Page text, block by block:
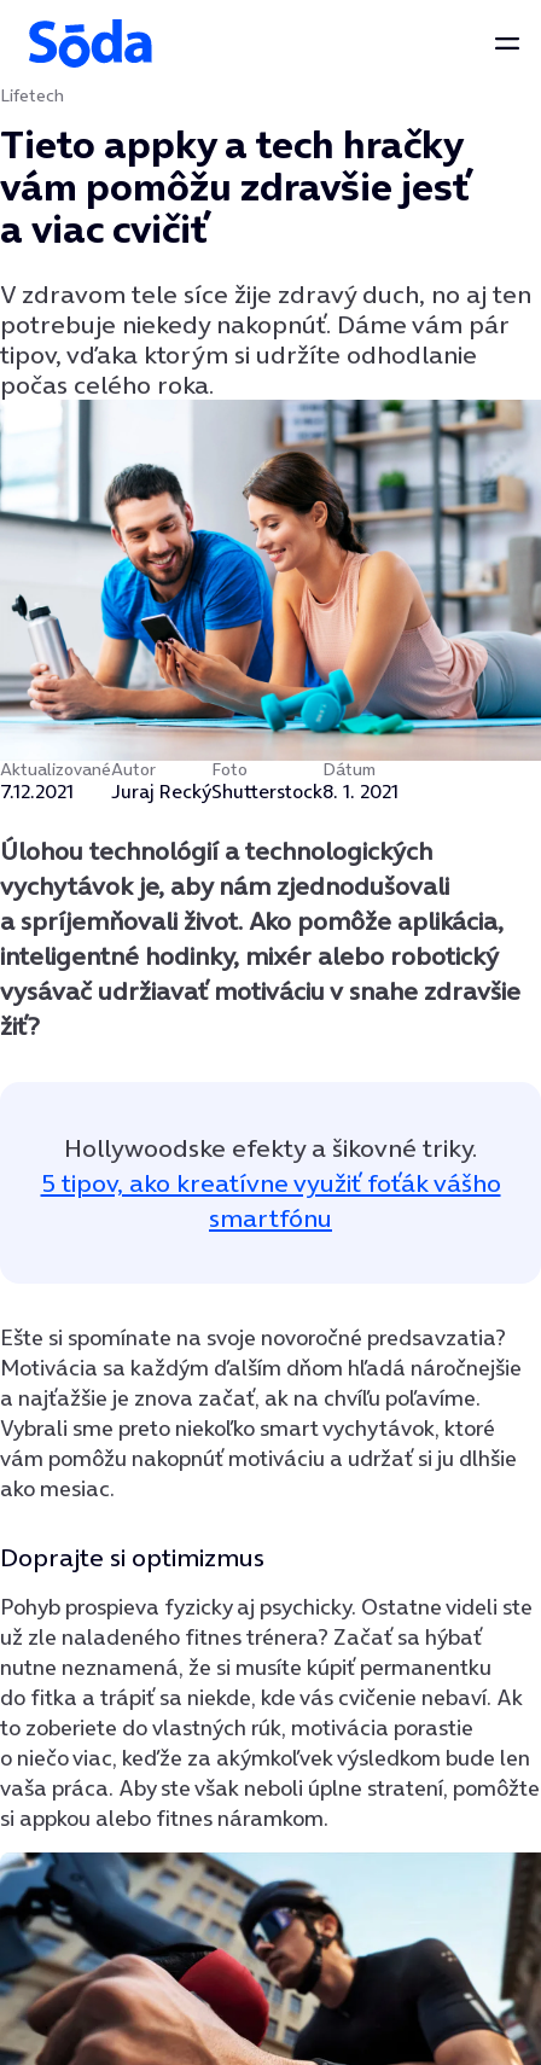
Preskočiť na obsah
Lifetech
Tieto appky a tech hračky
vám pomôžu zdravšie jesť
a viac cvičiť
V zdravom tele síce žije zdravý duch, no aj ten
potrebuje niekedy nakopnúť. Dáme vám pár
tipov, vďaka ktorým si udržíte odhodlanie
počas celého roka.
Aktualizované
7.12.2021
Autor
Juraj Recký
Foto
Shutterstock
Dátum
8. 1. 2021
Úlohou technológií a technologických
vychytávok je, aby nám zjednodušovali
a spríjemňovali život. Ako pomôže aplikácia,
inteligentné hodinky, mixér alebo robotický
vysávač udržiavať motiváciu v snahe zdravšie
žiť?
Hollywoodske efekty a šikovné triky.
5 tipov, ako kreatívne využiť foťák vášho
smartfónu
Ešte si spomínate na svoje novoročné predsavzatia?
Motivácia sa každým ďalším dňom hľadá náročnejšie
a najťažšie je znova začať, ak na chvíľu poľavíme.
Vybrali sme preto niekoľko smart vychytávok, ktoré
vám pomôžu nakopnúť motiváciu a udržať si ju dlhšie
ako mesiac.
Doprajte si optimizmus
Pohyb prospieva fyzicky aj psychicky. Ostatne videli ste
už zle naladeného fitnes trénera? Začať sa hýbať
nutne neznamená, že si musíte kúpiť permanentku
do fitka a trápiť sa niekde, kde vás cvičenie nebaví. Ak
to zoberiete do vlastných rúk, motivácia porastie
o niečo viac, keďže za akýmkoľvek výsledkom bude len
vaša práca. Aby ste však neboli úplne stratení, pomôžte
si appkou alebo fitnes náramkom.